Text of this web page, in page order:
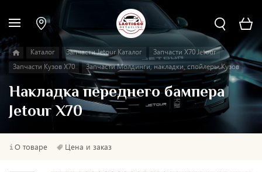
Каталог Запчасти Jetour Каталог
Запчасти X70 Jetour
Запчасти Кузов X70
Запчасти Молдинги, накладки, спойлеры Кузов
Накладка переднего бампера
Jetour X70
О товаре Цена и заказ